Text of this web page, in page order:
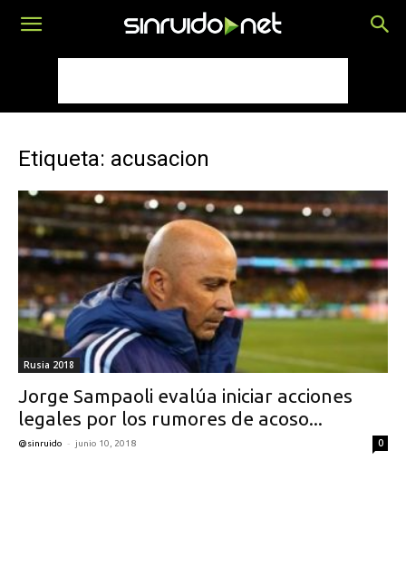
Etiqueta: acusacion
Rusia 2018
Jorge Sampaoli evalúa iniciar acciones
legales por los rumores de acoso...
@sinruido - junio 10, 2018 0